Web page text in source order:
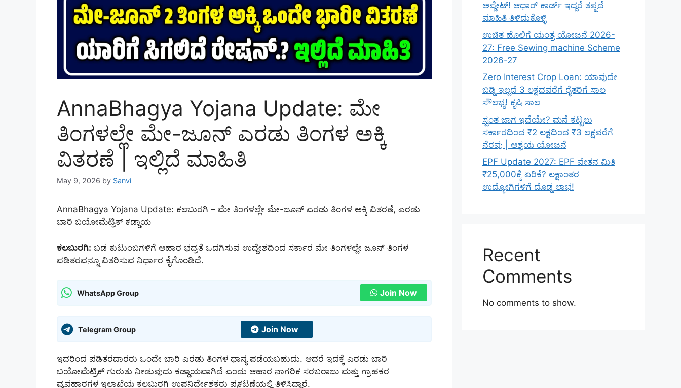
AnnaBhagya Yojana Update: ಮೇ
ತಿಂಗಳಲ್ಲೇ ಮೇ-ಜೂನ್ ಎರಡು ತಿಂಗಳ ಅಕ್ಕಿ
ವಿತರಣೆ | ಇಲ್ಲಿದೆ ಮಾಹಿತಿ
May 9, 2026 by Sanvi
AnnaBhagya Yojana Update: ಕಲಬುರಗಿ – ಮೇ ತಿಂಗಳಲ್ಲೇ ಮೇ-ಜೂನ್ ಎರಡು ತಿಂಗಳ ಅಕ್ಕಿ ವಿತರಣೆ, ಎರಡು
ಬಾರಿ ಬಯೋಮೆಟ್ರಿಕ್ ಕಡ್ಡಾಯ
ಕಲಬುರಗಿ: ಬಡ ಕುಟುಂಬಗಳಿಗೆ ಆಹಾರ ಭದ್ರತೆ ಒದಗಿಸುವ ಉದ್ದೇಶದಿಂದ ಸರ್ಕಾರ ಮೇ ತಿಂಗಳಲ್ಲೇ ಜೂನ್ ತಿಂಗಳ
ಪಡಿತರವನ್ನೂ ವಿತರಿಸುವ ನಿರ್ಧಾರ ಕೈಗೊಂಡಿದೆ.
WhatsApp Group Join Now
Telegram Group Join Now
ಇದರಿಂದ ಪಡಿತರದಾರರು ಒಂದೇ ಬಾರಿ ಎರಡು ತಿಂಗಳ ಧಾನ್ಯ ಪಡೆಯಬಹುದು. ಆದರೆ ಇದಕ್ಕೆ ಎರಡು ಬಾರಿ
ಬಯೋಮೆಟ್ರಿಕ್ ಗುರುತು ನೀಡುವುದು ಕಡ್ಡಾಯವಾಗಿದೆ ಎಂದು ಆಹಾರ ನಾಗರಿಕ ಸರಬರಾಜು ಮತ್ತು ಗ್ರಾಹಕರ
ವ್ಯವಹಾರಗಳ ಇಲಾಖೆಯ ಕಲಬುರಗಿ ಉಪನಿರ್ದೇಶಕರು ಪ್ರಕಟಣೆಯಲ್ಲಿ ತಿಳಿಸಿದ್ದಾರೆ.
ಅಪ್ಡೇಟ್! ಆಧಾರ್ ಕಾರ್ಡ್ ಇದ್ದರೆ ತಪ್ಪದೆ
ಮಾಹಿತಿ ತಿಳಿದುಕೊಳ್ಳಿ
ಉಚಿತ ಹೊಲಿಗೆ ಯಂತ್ರ ಯೋಜನೆ 2026-
27: Free Sewing machine Scheme
2026-27
Zero Interest Crop Loan: ಯಾವುದೇ
ಬಡ್ಡಿ ಇಲ್ಲದೆ 3 ಲಕ್ಷದವರೆಗೆ ರೈತರಿಗೆ ಸಾಲ
ಸೌಲಭ್ಯ! ಕೃಷಿ ಸಾಲ
ಸ್ವಂತ ಜಾಗ ಇದೆಯೇ? ಮನೆ ಕಟ್ಟಲು
ಸರ್ಕಾರದಿಂದ ₹2 ಲಕ್ಷದಿಂದ ₹3 ಲಕ್ಷವರೆಗೆ
ನೆರವು | ಆಶ್ರಯ ಯೋಜನೆ
EPF Update 2027: EPF ವೇತನ ಮಿತಿ
₹25,000ಕ್ಕೆ ಏರಿಕೆ? ಲಕ್ಷಾಂತರ
ಉದ್ಯೋಗಿಗಳಿಗೆ ದೊಡ್ಡ ಲಾಭ!
Recent
Comments
No comments to show.